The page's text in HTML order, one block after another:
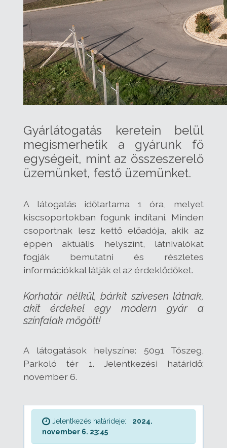
Gyárlátogatás keretein belül
megismerhetik a gyárunk fő
egységeit, mint az összeszerelő
üzemünket, festő üzemünket.
A látogatás időtartama 1 óra, melyet
kiscsoportokban fogunk indítani. Minden
csoportnak lesz kettő előadója, akik az
éppen aktuális helyszínt, látnivalókat
fogják bemutatni és részletes
információkkal látják el az érdeklődőket.
Korhatár nélkül, bárkit szívesen látnak,
akit érdekel egy modern gyár a
színfalak mögött!
A látogatások helyszíne: 5091 Tószeg,
Parkoló tér 1. Jelentkezési határidő:
november 6.
Jelentkezés határideje:
2024.
november 6. 23:45